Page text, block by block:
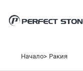
Начало> Ракия